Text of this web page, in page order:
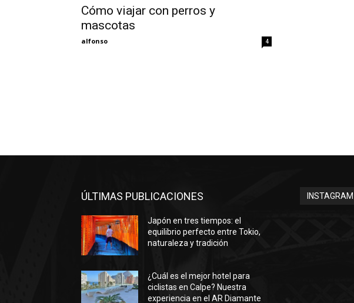
Cómo viajar con perros y
mascotas
alfonso 4
ÚLTIMAS PUBLICACIONES
Japón en tres tiempos: el
equilibrio perfecto entre Tokio,
naturaleza y tradición
¿Cuál es el mejor hotel para
ciclistas en Calpe? Nuestra
experiencia en el AR Diamante